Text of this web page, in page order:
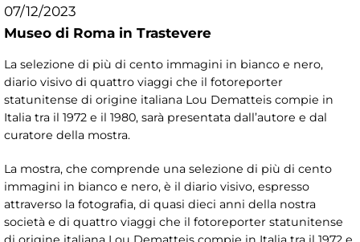
07/12/2023
Museo di Roma in Trastevere
La selezione di più di cento immagini in bianco e nero,
diario visivo di quattro viaggi che il fotoreporter
statunitense di origine italiana Lou Dematteis compie in
Italia tra il 1972 e il 1980, sarà presentata dall’autore e dal
curatore della mostra.
La mostra, che comprende una selezione di più di cento
immagini in bianco e nero, è il diario visivo, espresso
attraverso la fotografia, di quasi dieci anni della nostra
società e di quattro viaggi che il fotoreporter statunitense